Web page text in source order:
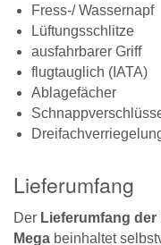
Fress-/ Wassernapf
Lüftungsschlitze
ausfahrbarer Griff
flugtauglich (IATA)
Ablagefächer
Lieferumfang
Der Lieferumfang
Mega beinhaltet